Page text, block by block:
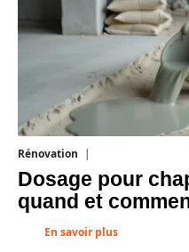
Rénovation
Dosage pour
quand et
En savoir plus